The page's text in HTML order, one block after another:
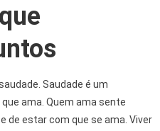
Saudade é um
ama. Quem ama sente
de estar com que se ama. Viver